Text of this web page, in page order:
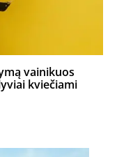
vainikuos
kviečiami